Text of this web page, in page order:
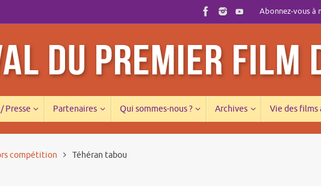
Abonnez-vous à
Presse Partenaires Qui sommes-nous ? Archives Vie des films
compétition Téhéran tabou